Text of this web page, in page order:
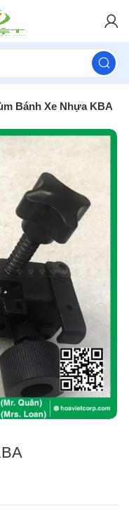
Bánh Xe Nhựa KBA